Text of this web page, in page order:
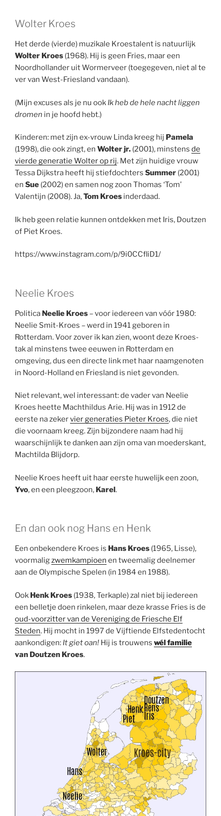
Wolter Kroes
Het derde (vierde) muzikale Kroestalent is natuurlijk
Wolter Kroes (1968). Hij is geen Fries, maar een
Noordhollander uit Wormerveer (toegegeven, niet al te
ver van West-Friesland vandaan).
(Mijn excuses als je nu ook Ik heb de hele nacht liggen
dromen in je hoofd hebt.)
Kinderen: met zijn ex-vrouw Linda kreeg hij Pamela
(1998), die ook zingt, en Wolter jr. (2001), minstens de
vierde generatie Wolter op rij. Met zijn huidige vrouw
Tessa Dijkstra heeft hij stiefdochters Summer (2001)
en Sue (2002) en samen nog zoon Thomas ‘Tom’
Valentijn (2008). Ja,Tom Kroes inderdaad.
Ik heb geen relatie kunnen ontdekken met Iris, Doutzen
of Piet Kroes.
https://www.instagram.com/p/9i0CCfliD1/
Neelie Kroes
Politica Neelie Kroes – voor iedereen van vóór 1980:
Neelie Smit-Kroes – werd in 1941 geboren in
Rotterdam. Voor zover ik kan zien, woont deze Kroes-
tak al minstens twee eeuwen in Rotterdam en
omgeving, dus een directe link met haar naamgenoten
in Noord-Holland en Friesland is niet gevonden.
Niet relevant, wel interessant: de vader van Neelie
Kroes heette Machthildus Arie. Hij was in 1912 de
eerste na zekervier generaties Pieter Kroes, die niet
die voornaam kreeg. Zijn bijzondere naam had hij
waarschijnlijk te danken aan zijn oma van moederskant,
Machtilda Blijdorp.
Neelie Kroes heeft uit haar eerste huwelijk een zoon,
Yvo, en een pleegzoon, Karel.
En dan ook nog Hans en Henk
Een onbekendere Kroes is Hans Kroes (1965, Lisse),
voormaligzwemkampioen en tweemalig deelnemer
aan de Olympische Spelen (in 1984 en 1988).
Ook Henk Kroes (1938, Terkaple) zal niet bij iedereen
een belletje doen rinkelen, maar deze krasse Fries is de
oud-voorzitter van de Vereniging de Friesche Elf
Steden. Hij mocht in 1997 de Vijftiende Elfstedentocht
aankondigen: It giet oan! Hij is trouwens wél familie
van Doutzen Kroes.